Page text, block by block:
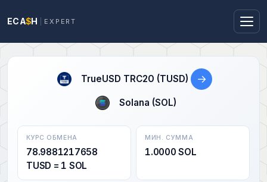
ECA$H EXPERT
TrueUSD TRC20 (TUSD) →
Solana (SOL)
КУРС ОБМЕНА
78.9881217658
TUSD = 1 SOL
МИН. СУММА
1.0000 SOL